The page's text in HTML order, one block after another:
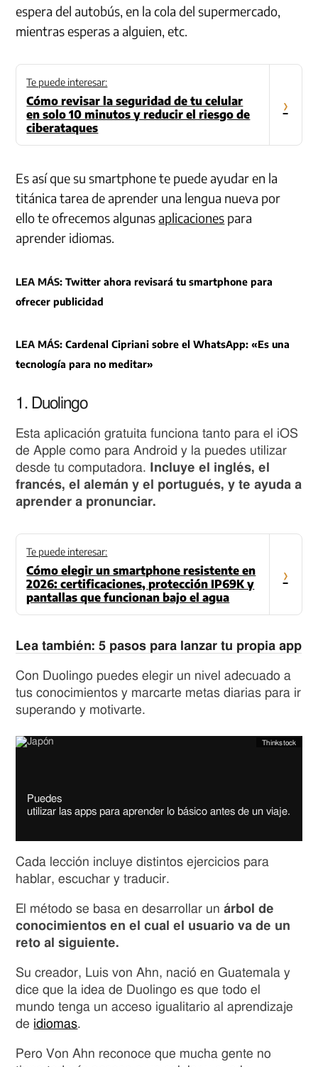
espera del autobús, en la cola del supermercado,
mientras esperas a alguien, etc.
Te puede interesar:
Cómo revisar la seguridad de tu celular
en solo 10 minutos y reducir el riesgo de
ciberataques
›
Es así que su smartphone te puede ayudar en la
titánica tarea de aprender una lengua nueva por
ello te ofrecemos algunasaplicaciones para
aprender idiomas.
LEA MÁS:Twitter ahora revisará tu smartphone para
ofrecer publicidad
LEA MÁS:Cardenal Cipriani sobre el WhatsApp: «Es una
tecnología para no meditar»
1. Duolingo
Esta aplicación gratuita funciona tanto para el iOS
de Apple como para Android y la puedes utilizar
desde tu computadora. Incluye el inglés, el
francés, el alemán y el portugués, y te ayuda a
aprender a pronunciar.
Te puede interesar:
Cómo elegir un smartphone resistente en
2026: certificaciones, protección IP69K y
pantallas que funcionan bajo el agua
›
Lea también: 5 pasos para lanzar tu propia app
Con Duolingo puedes elegir un nivel adecuado a
tus conocimientos y marcarte metas diarias para ir
superando y motivarte.
Thinkstock
caption
Puedes
utilizar las apps para aprender lo básico antes de un viaje.
Cada lección incluye distintos ejercicios para
hablar, escuchar y traducir.
El método se basa en desarrollar unárbol de
conocimientos en el cual el usuario va de un
reto al siguiente.
Su creador, Luis von Ahn, nació en Guatemala y
dice que la idea de Duolingo es que todo el
mundo tenga un acceso igualitario al aprendizaje
de idiomas.
Pero Von Ahn reconoce que mucha gente no